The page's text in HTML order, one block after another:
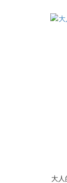
大